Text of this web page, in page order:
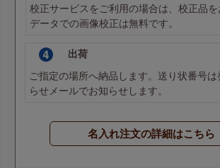
校正サービスをご利用の場合は、校正品を
データでの画像校正は無料です。
出荷
ご指定の場所へ納品します。送り状番号
らせメールでお知らせします。
名入れ注文の詳細はこちら